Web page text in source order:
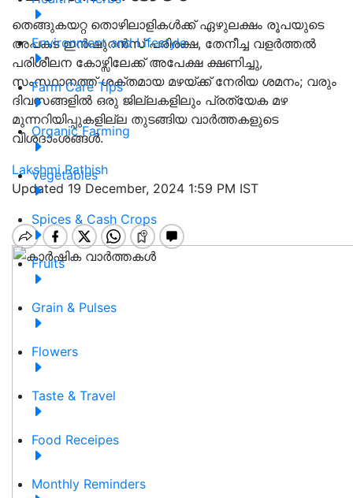
Environment and Lifestyle
Farm Care Tips
Organic Farming
Vegetables
Spices & Cash Crops
Fruits
Grain & Pulses
Flowers
Taste & Travel
Food Receipes
Monthly Reminders
തെങ്ങുകയറ്റ തൊഴിലാളികൾക്ക് ഏഴുലക്ഷം രൂപയുടെ
അപകട ഇൻഷുറൻസ് പരിരക്ഷ, തേനീച്ച വളർത്തൽ
പരിശീലന കോഴ്സിലേക്ക് അപേക്ഷ ക്ഷണിച്ചു,
സംസ്ഥാനത്ത് ശക്തമായ മഴയ്ക്ക് നേരിയ ശമനം; വരും
ദിവസങ്ങളിൽ ഒരു ജില്ലകളിലും പ്രത്യേക മഴ
മുന്നറിയിപ്പുകളില്ല തുടങ്ങിയ വാർത്തകളുടെ
വിശദാംശങ്ങൾ.
Lakshmi Rathish
Updated 19 December, 2024 1:59 PM IST